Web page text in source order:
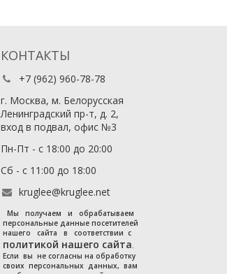
КОНТАКТЫ
+7 (962) 960-78-78
г. Москва, м. Белорусская
Ленинградский пр-т, д. 2,
вход в подвал, офис №3
Пн-Пт - с 18:00 до 20:00
Сб - с 11:00 до 18:00
kruglee@kruglee.net
Мы получаем и обрабатываем
персональные данные посетителей
нашего сайта в соответствии с
политикой нашего сайта
Если вы не согласны на обработку
своих персональных данных, вам